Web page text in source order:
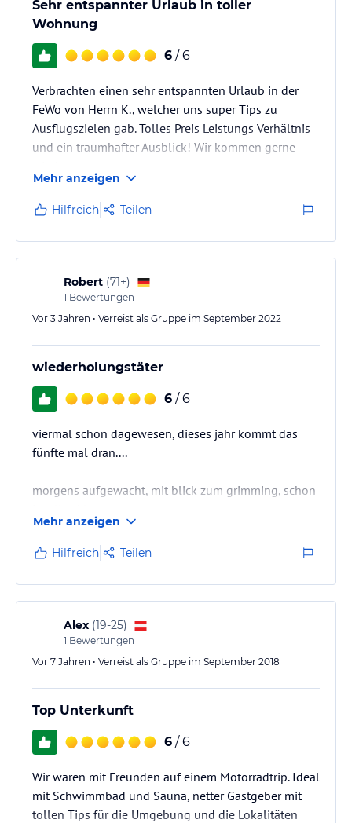
Sehr entspannter Urlaub in toller
Wohnung
6 / 6
Verbrachten einen sehr entspannten Urlaub in der
FeWo von Herrn K., welcher uns super Tips zu
Ausflugszielen gab. Tolles Preis Leistungs Verhältnis
und ein traumhafter Ausblick! Wir kommen gerne
Mehr anzeigen
Hilfreich Teilen
Robert (71+)
1 Bewertungen
Vor 3 Jahren • Verreist als Gruppe im September 2022
wiederholungstäter
6 / 6
viermal schon dagewesen, dieses jahr kommt das
fünfte mal dran....
morgens aufgewacht, mit blick zum grimming, schon
Mehr anzeigen
Hilfreich Teilen
Alex (19-25)
1 Bewertungen
Vor 7 Jahren • Verreist als Gruppe im September 2018
Top Unterkunft
6 / 6
Wir waren mit Freunden auf einem Motorradtrip. Ideal
mit Schwimmbad und Sauna, netter Gastgeber mit
tollen Tips für die Umgebung und die Lokalitäten